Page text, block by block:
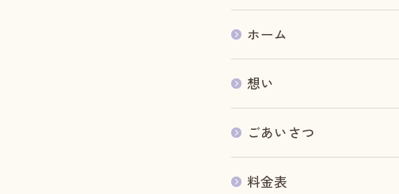
ホーム
想い
ごあいさつ
料金表